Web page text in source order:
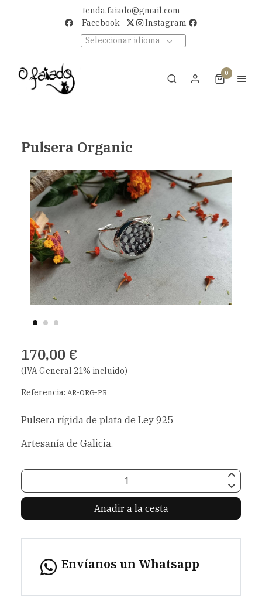
tenda.faiado@gmail.com
Facebook
Instagram
Seleccionar idioma
0
Pulsera Organic
170,00 €
(IVA General 21% incluido)
Referencia: AR-ORG-PR
Pulsera rígida de plata de Ley 925
Artesanía de Galicia.
Añadir a la cesta
Envíanos un Whatsapp